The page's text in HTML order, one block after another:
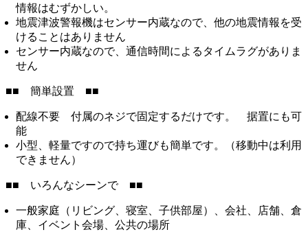
情報はむずかしい。
地震津波警報機はセンサー内蔵なので、他の地震情報を受
けることはありません
センサー内蔵なので、通信時間によるタイムラグがありま
せん
■■ 簡単設置 ■■
配線不要 付属のネジで固定するだけです。 据置にも可
能
小型、軽量ですので持ち運びも簡単です。（移動中は利用
できません）
■■ いろんなシーンで ■■
一般家庭（リビング、寝室、子供部屋）、会社、店舗、倉
庫、イベント会場、公共の場所